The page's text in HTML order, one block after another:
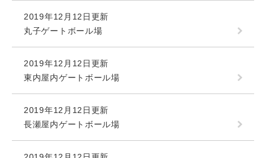
2019年12月12日更新
丸子ゲートボール場
2019年12月12日更新
東内屋内ゲートボール場
2019年12月12日更新
長瀬屋内ゲートボール場